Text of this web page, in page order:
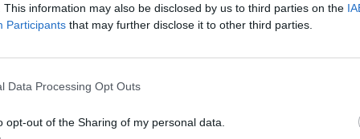
This information may also be disclosed by us to third parties on the
Participants that may further disclose it to other third parties.
Data Processing Opt Outs
opt-out of the Sharing of my personal data.
és az újonnan
is.